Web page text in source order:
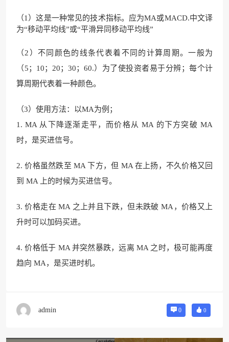
（1）这是一种常见的技术指标。应为MA或MACD.中文译
为“移动平均线”或“平滑异同移动平均线”
（2）不同颜色的线条代表着不同的计算周期。一般为
（5；10；20；30；60.）为了使投资者易于分辨；每个计
算周期代表着一种颜色。
（3）使用方法：以MA为例；
1. MA 从下降逐渐走平，而价格从 MA 的下方突破 MA
时，是买进信号。
2. 价格虽然跌至 MA 下方，但 MA 在上扬，不久价格又回
到 MA 上的时候为买进信号。
3. 价格走在 MA 之上并且下跌，但未跌破 MA，价格又上
升时可以加码买进。
4. 价格低于 MA 并突然暴跌，远离 MA 之时，极可能再度
趋向 MA，是买进时机。
admin 0 0